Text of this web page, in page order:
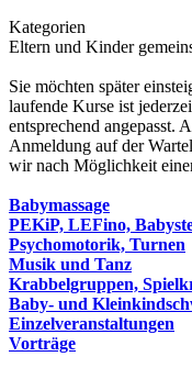
Kategorien
Eltern und Kinder
Sie möchten später
laufende Kurse ist
entsprechend angepasst.
Anmeldung auf der
wir nach Möglichkeit
Babymassage
PEKiP, LEFino,
Psychomotorik, Turnen
Musik und Tanz
Krabbelgruppen,
Baby- und
Einzelveranstaltungen
Vorträge